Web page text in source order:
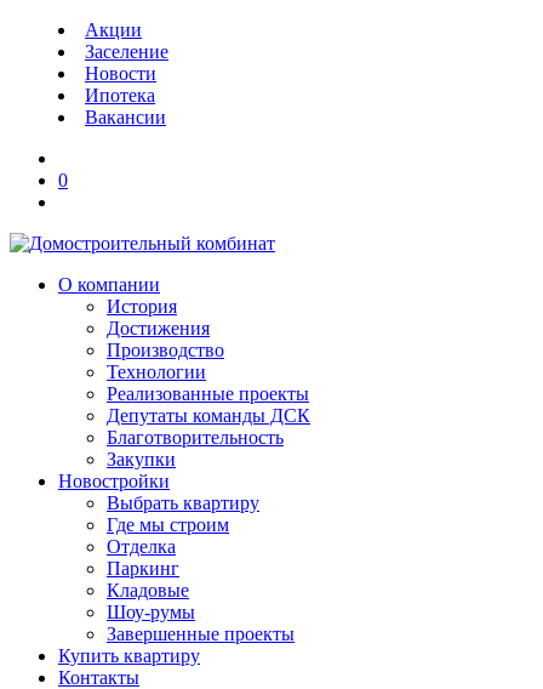
Акции
Заселение
Новости
Ипотека
Вакансии
0
О компании
История
Достижения
Производство
Технологии
Реализованные проекты
Депутаты команды ДСК
Благотворительность
Закупки
Новостройки
Выбрать квартиру
Где мы строим
Отделка
Паркинг
Кладовые
Шоу-румы
Завершенные проекты
Купить квартиру
Контакты